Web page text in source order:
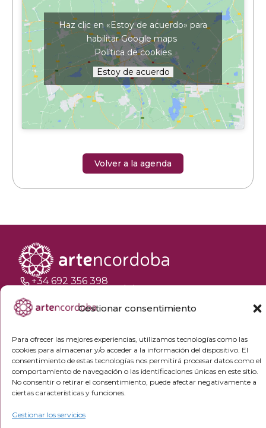
Gestionar consentimiento
Para ofrecer las mejores experiencias, utilizamos tecnologías como las
cookies para almacenar y/o acceder a la información del dispositivo. El
consentimiento de estas tecnologías nos permitirá procesar datos como el
comportamiento de navegación o las identificaciones únicas en este sitio.
No consentir o retirar el consentimiento, puede afectar negativamente a
ciertas características y funciones.
Gestionar los servicios
Haz clic en «Estoy de acuerdo» para
habilitar Google maps
Política de cookies
Estoy de acuerdo
Volver a la agenda
+34 692 356 398
Grupos privados
Acceso Profesionales
Política de privacidad
Política de cookies